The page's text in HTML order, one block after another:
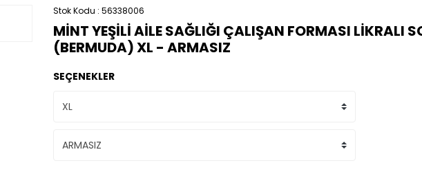
Stok Kodu 56338006
MİNT YEŞİLİ AİLE SAĞLIĞI ÇALIŞAN FORMASI LİKRALI
(BERMUDA) XL - ARMASIZ
SEÇENEKLER